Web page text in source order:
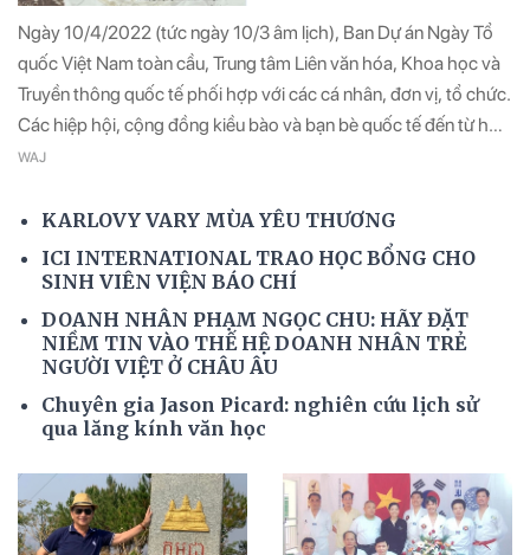
Ngày 10/4/2022 (tức ngày 10/3 âm lịch), Ban Dự án Ngày Tổ
quốc Việt Nam toàn cầu, Trung tâm Liên văn hóa, Khoa học và
Truyền thông quốc tế phối hợp với các cá nhân, đơn vị, tổ chức.
Các hiệp hội, cộng đồng kiều bào và bạn bè quốc tế đến từ hơn
30 quốc gia trên thế giới tổ chức trực tuyến: “Ngày Tổ quốc
Hùng trên toàn cầu”.
WAJ
KARLOVY VARY MÙA YÊU THƯƠNG
ICI INTERNATIONAL TRAO HỌC BỔNG CHO
SINH VIÊN VIỆN BÁO CHÍ
DOANH NHÂN PHẠM NGỌC CHU: HÃY ĐẶT
NIỀM TIN VÀO THẾ HỆ DOANH NHÂN TRẺ
NGƯỜI VIỆT Ở CHÂU ÂU
Chuyên gia Jason Picard: nghiên cứu lịch sử
qua lăng kính văn học